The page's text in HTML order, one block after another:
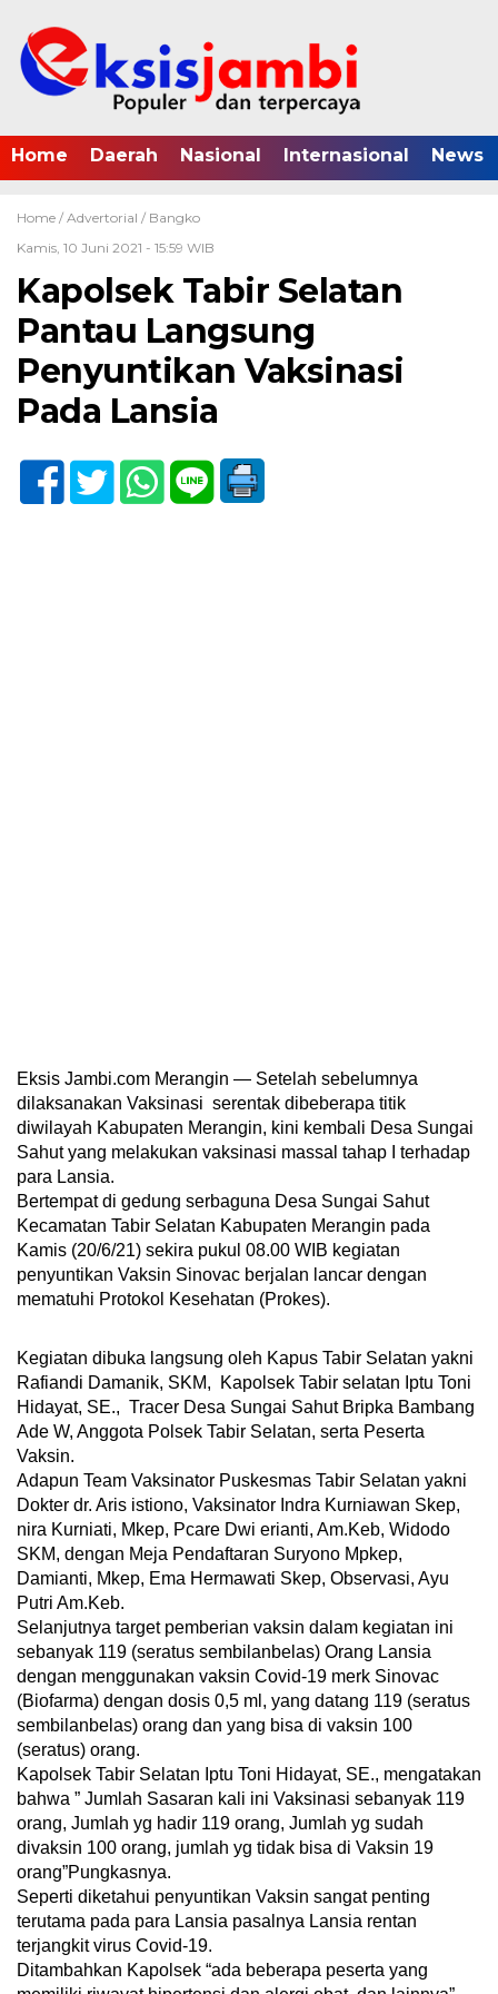
Home Daerah Nasional Internasional News
Home / Advertorial / Bangko
Kamis, 10 Juni 2021 - 15:59 WIB
Kapolsek Tabir Selatan
Pantau Langsung
Penyuntikan Vaksinasi
Pada Lansia
Eksis Jambi.com Merangin — Setelah sebelumnya
dilaksanakan Vaksinasi serentak dibeberapa titik
diwilayah Kabupaten Merangin, kini kembali Desa Sungai
Sahut yang melakukan vaksinasi massal tahap I terhadap
para Lansia.
Bertempat di gedung serbaguna Desa Sungai Sahut
Kecamatan Tabir Selatan Kabupaten Merangin pada
Kamis (20/6/21) sekira pukul 08.00 WIB kegiatan
penyuntikan Vaksin Sinovac berjalan lancar dengan
mematuhi Protokol Kesehatan (Prokes).
Kegiatan dibuka langsung oleh Kapus Tabir Selatan yakni
Rafiandi Damanik, SKM, Kapolsek Tabir selatan Iptu Toni
Hidayat, SE., Tracer Desa Sungai Sahut Bripka Bambang
Ade W, Anggota Polsek Tabir Selatan, serta Peserta
Vaksin.
Adapun Team Vaksinator Puskesmas Tabir Selatan yakni
Dokter dr. Aris istiono, Vaksinator Indra Kurniawan Skep,
nira Kurniati, Mkep, Pcare Dwi erianti, Am.Keb, Widodo
SKM, dengan Meja Pendaftaran Suryono Mpkep,
Damianti, Mkep, Ema Hermawati Skep, Observasi, Ayu
Putri Am.Keb.
Selanjutnya target pemberian vaksin dalam kegiatan ini
sebanyak 119 (seratus sembilanbelas) Orang Lansia
dengan menggunakan vaksin Covid-19 merk Sinovac
(Biofarma) dengan dosis 0,5 ml, yang datang 119 (seratus
sembilanbelas) orang dan yang bisa di vaksin 100
(seratus) orang.
Kapolsek Tabir Selatan Iptu Toni Hidayat, SE., mengatakan
bahwa ” Jumlah Sasaran kali ini Vaksinasi sebanyak 119
orang, Jumlah yg hadir 119 orang, Jumlah yg sudah
divaksin 100 orang, jumlah yg tidak bisa di Vaksin 19
orang”Pungkasnya.
Seperti diketahui penyuntikan Vaksin sangat penting
terutama pada para Lansia pasalnya Lansia rentan
terjangkit virus Covid-19.
Ditambahkan Kapolsek “ada beberapa peserta yang